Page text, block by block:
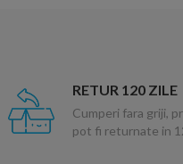
RETUR 120 ZILE
Cumperi fara griji,
pot fi returnate in